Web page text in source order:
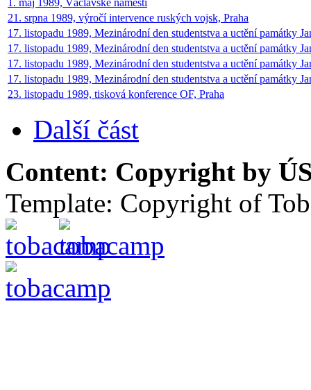
1. máj 1989, Václavské náměstí
21. srpna 1989, výročí intervence ruských vojsk, Praha
17. listopadu 1989, Mezinárodní den studentstva a uctění památky
17. listopadu 1989, Mezinárodní den studentstva a uctění památky
17. listopadu 1989, Mezinárodní den studentstva a uctění památky
17. listopadu 1989, Mezinárodní den studentstva a uctění památky
23. listopadu 1989, tisková konference OF, Praha
Další část
Content: Copyright by
Template: Copyright of